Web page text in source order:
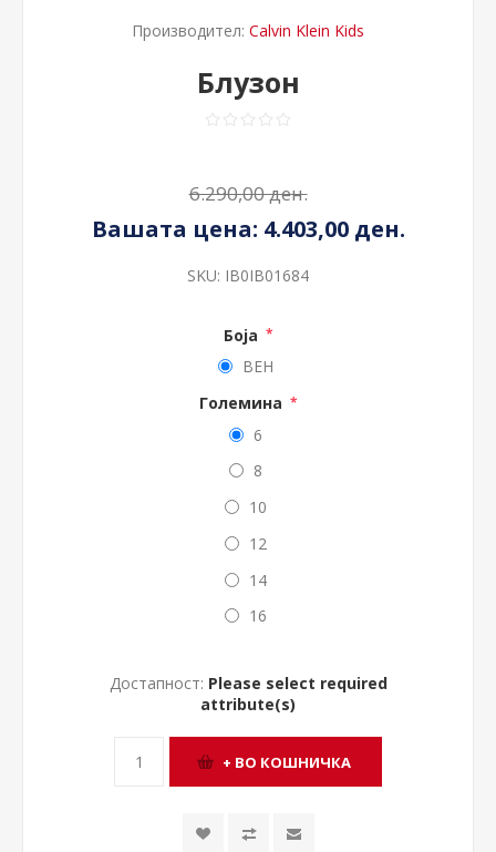
Производител: Calvin Klein Kids
Блузон
6.290,00 ден.
Вашата цена: 4.403,00 ден.
SKU: IB0IB01684
Боја *
BEH
Големина *
6
8
10
12
14
16
Достапност: Please select required
attribute(s)